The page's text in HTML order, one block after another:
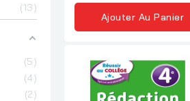
13
5
4
2
Ajouter Au Panier